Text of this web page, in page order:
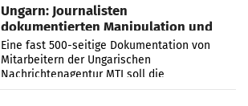
Ungarn: Journalisten
dokumentierten Manipulation und
Zensur
Eine fast 500-seitige Dokumentation von
Mitarbeitern der Ungarischen
Nachrichtenagentur MTI soll die
systematische Nachrichten-Manipulation und